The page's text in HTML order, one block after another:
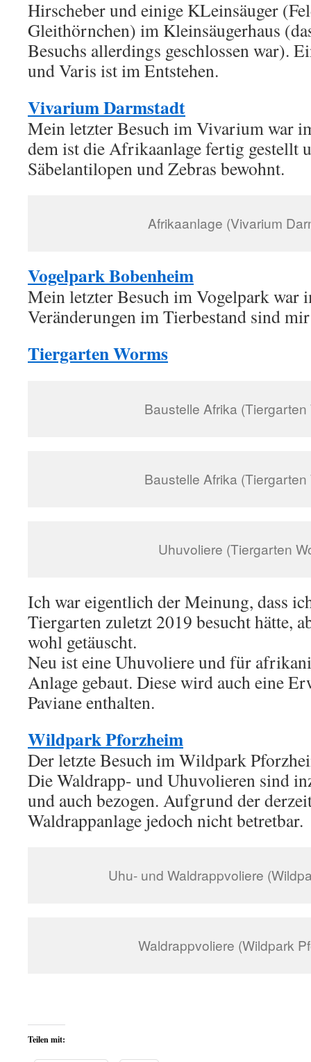
Hirscheber und einige KLeinsäuger
Gleithörnchen) im Kleinsäugerhaus
Besuchs allerdings geschlossen war).
und Varis ist im Entstehen.
Vivarium Darmstadt
Mein letzter Besuch im Vivarium war
dem ist die Afrikaanlage fertig gestellt
Säbelantilopen und Zebras bewohnt.
Afrikaanlage (Vivarium
Vogelpark Bobenheim
Mein letzter Besuch im Vogelpark war
Veränderungen im Tierbestand sind
Tiergarten Worms
Baustelle Afrika (Tiergarten
Baustelle Afrika (Tiergarten
Uhuvoliere (Tiergarten
Ich war eigentlich der Meinung, dass
Tiergarten zuletzt 2019 besucht hätte,
wohl getäuscht.
Neu ist eine Uhuvoliere und für
Anlage gebaut. Diese wird auch eine
Paviane enthalten.
Wildpark Pforzheim
Der letzte Besuch im Wildpark
Die Waldrapp- und Uhuvolieren sind
und auch bezogen. Aufgrund der
Waldrappanlage jedoch nicht betretbar.
Uhu- und Waldrappvoliere
Waldrappvoliere (Wildpark
Teilen mit: